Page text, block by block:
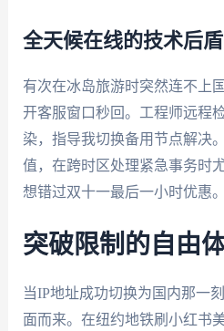
全天候在线的技术后盾
有次在冰岛旅游时突然连不上
开客服窗口秒回。工程师远程
染，指导我切换备用节点解决
值，在跨时区处理紧急事务
想错过双十一最后一小时优惠。
突破限制的自由
当IP地址成功切换为国内那一
面而来。在纽约地铁刷小红书